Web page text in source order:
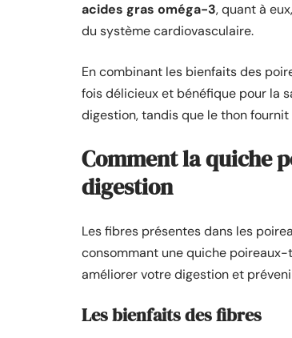
acides gras oméga-3, quant à
du système cardiovasculaire.
En combinant les bienfaits des
fois délicieux et bénéfique pour la
digestion, tandis que le thon
Comment la quiche
digestion
Les fibres présentes dans les
consommant une quiche
améliorer votre digestion et
Les bienfaits des fibres